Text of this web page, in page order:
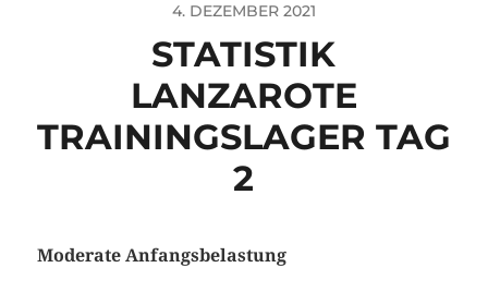
4. DEZEMBER 2021
STATISTIK
LANZAROTE
TRAININGSLAGER TAG
2
Moderate Anfangsbelastung